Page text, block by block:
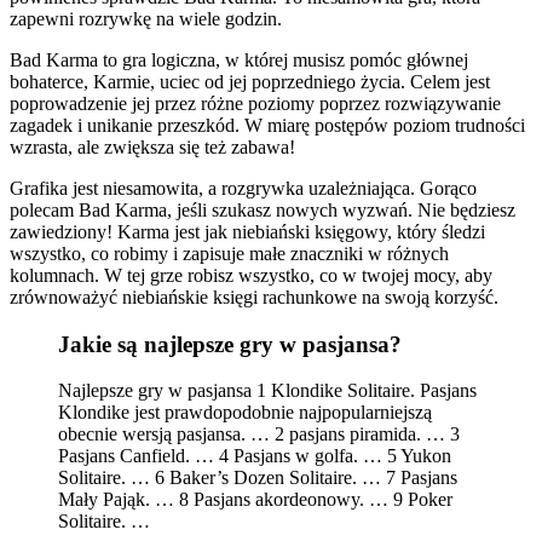
zapewni rozrywkę na wiele godzin.
Bad Karma to gra logiczna, w której musisz pomóc głównej
bohaterce, Karmie, uciec od jej poprzedniego życia. Celem jest
poprowadzenie jej przez różne poziomy poprzez rozwiązywanie
zagadek i unikanie przeszkód. W miarę postępów poziom trudności
wzrasta, ale zwiększa się też zabawa!
Grafika jest niesamowita, a rozgrywka uzależniająca. Gorąco
polecam Bad Karma, jeśli szukasz nowych wyzwań. Nie będziesz
zawiedziony! Karma jest jak niebiański księgowy, który śledzi
wszystko, co robimy i zapisuje małe znaczniki w różnych
kolumnach. W tej grze robisz wszystko, co w twojej mocy, aby
zrównoważyć niebiańskie księgi rachunkowe na swoją korzyść.
Jakie są najlepsze gry w pasjansa?
Najlepsze gry w pasjansa 1 Klondike Solitaire. Pasjans
Klondike jest prawdopodobnie najpopularniejszą
obecnie wersją pasjansa. … 2 pasjans piramida. … 3
Pasjans Canfield. … 4 Pasjans w golfa. … 5 Yukon
Solitaire. … 6 Baker’s Dozen Solitaire. … 7 Pasjans
Mały Pająk. … 8 Pasjans akordeonowy. … 9 Poker
Solitaire. …